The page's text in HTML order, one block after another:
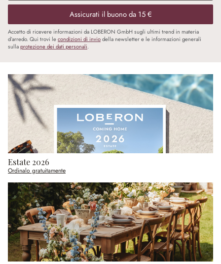
Assicurati il buono da 15 €
Accetto di ricevere informazioni da LOBERON GmbH sugli ultimi trend in materia
d’arredo. Qui trovi lecondizioni di inviodella newsletter e le informazioni generali
sullaprotezione dei dati personali.
Estate 2026
Ordinalo gratuitamente